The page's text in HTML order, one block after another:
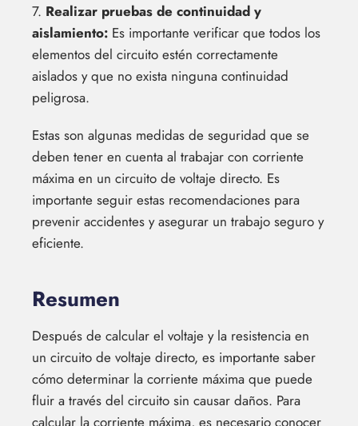
7. Realizar pruebas de continuidad y
aislamiento: Es importante verificar que todos los
elementos del circuito estén correctamente
aislados y que no exista ninguna continuidad
peligrosa.
Estas son algunas medidas de seguridad que se
deben tener en cuenta al trabajar con corriente
máxima en un circuito de voltaje directo. Es
importante seguir estas recomendaciones para
prevenir accidentes y asegurar un trabajo seguro y
eficiente.
Resumen
Después de calcular el voltaje y la resistencia en
un circuito de voltaje directo, es importante saber
cómo determinar la corriente máxima que puede
fluir a través del circuito sin causar daños. Para
calcular la corriente máxima, es necesario conocer